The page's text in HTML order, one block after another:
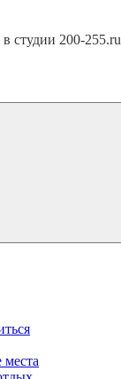
в студии 200-255.ru